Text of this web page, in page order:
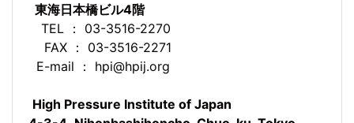
東海日本橋ビル4階
TEL ： 03-3516-2270
FAX ： 03-3516-2271
E-mail ： hpi@hpij.org
High Pressure Institute of Japan